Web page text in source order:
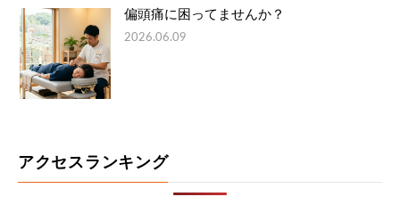
偏頭痛に困ってませんか？
2026.06.09
アクセスランキング